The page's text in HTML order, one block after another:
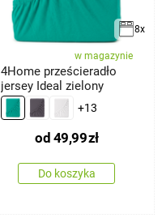
8x
w magazynie
4Home prześcieradło
jersey Ideal zielony
+13
od 49,99zł
Do koszyka